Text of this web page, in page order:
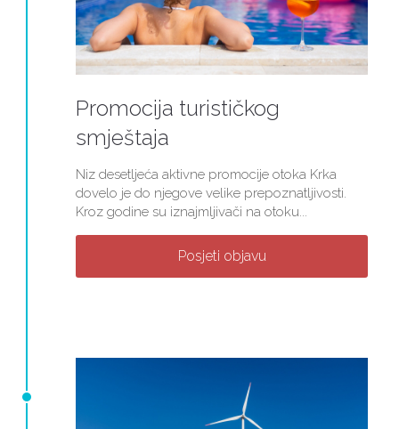
Promocija turističkog
smještaja
Niz desetljeća aktivne promocije otoka Krka
dovelo je do njegove velike prepoznatljivosti.
Kroz godine su iznajmljivači na otoku...
Posjeti objavu